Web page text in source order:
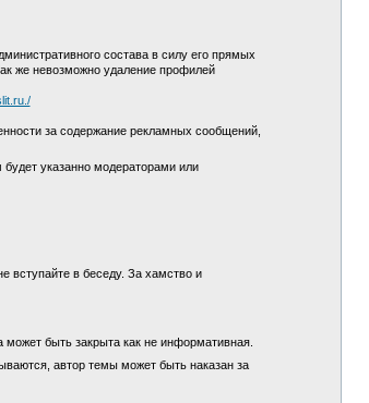
состава в силу его прямых
же невозможно удаление профилей
за содержание рекламных сообщений,
указанно модераторами или
вступайте в беседу. За хамство и
быть закрыта как не информативная.
автор темы может быть наказан за